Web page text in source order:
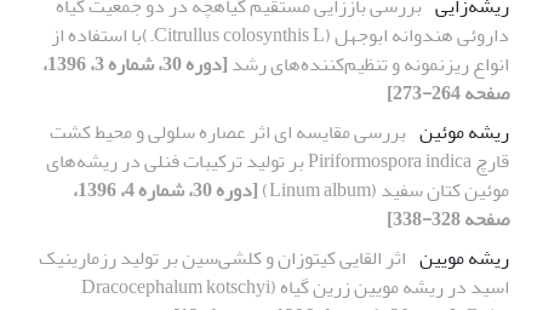
داروئی هندوانه ابوجهل (Citrullus colosynthis L.)با استفاده از
انواع ریزنمونه و تنظیم‌کننده‌های رشد
[دوره 30، شماره 3، 1396،
صفحه 264-273]
ریشه موئین بررسی مقایسه ای اثر عصاره سلولی و محیط کشت
قارچ Piriformospora indica بر تولید ترکیبات فنلی در ریشه‌های
موئین کتان سفید (Linum album)
[دوره 30، شماره 4، 1396،
صفحه 328-338]
ریشه مویین اثر القایی کیتوزان و کلشی‌سین بر تولید رزمارینیک
اسید در ریشه مویین زرین گیاه (Dracocephalum kotschyi